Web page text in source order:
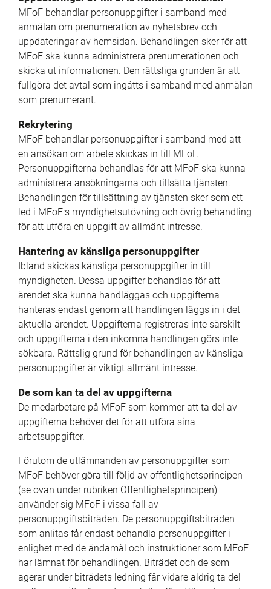
MFoF behandlar personuppgifter i samband med
anmälan om prenumeration av nyhetsbrev och
uppdateringar av hemsidan. Behandlingen sker för att
MFoF ska kunna administrera prenumerationen och
skicka ut informationen. Den rättsliga grunden är att
fullgöra det avtal som ingåtts i samband med anmälan
som prenumerant.
Rekrytering
MFoF behandlar personuppgifter i samband med att
en ansökan om arbete skickas in till MFoF.
Personuppgifterna behandlas för att MFoF ska kunna
administrera ansökningarna och tillsätta tjänsten.
Behandlingen för tillsättning av tjänsten sker som ett
led i MFoF:s myndighetsutövning och övrig behandling
för att utföra en uppgift av allmänt intresse.
Hantering av känsliga personuppgifter
Ibland skickas känsliga personuppgifter in till
myndigheten. Dessa uppgifter behandlas för att
ärendet ska kunna handläggas och uppgifterna
hanteras endast genom att handlingen läggs in i det
aktuella ärendet. Uppgifterna registreras inte särskilt
och uppgifterna i den inkomna handlingen görs inte
sökbara. Rättslig grund för behandlingen av känsliga
personuppgifter är viktigt allmänt intresse.
De som kan ta del av uppgifterna
De medarbetare på MFoF som kommer att ta del av
uppgifterna behöver det för att utföra sina
arbetsuppgifter.
Förutom de utlämnanden av personuppgifter som
MFoF behöver göra till följd av offentlighetsprincipen
(se ovan under rubriken Offentlighetsprincipen)
använder sig MFoF i vissa fall av
personuppgiftsbiträden. De personuppgiftsbiträden
som anlitas får endast behandla personuppgifter i
enlighet med de ändamål och instruktioner som MFoF
har lämnat för behandlingen. Biträdet och de som
agerar under biträdets ledning får vidare aldrig ta del